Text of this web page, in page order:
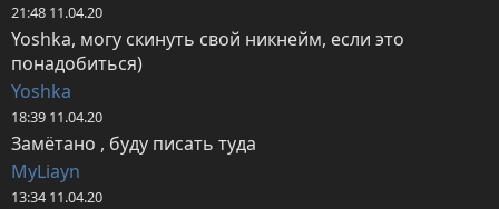
21:48 11.04.20
Yoshka, могу скинуть свой никнейм, если это
понадобиться)
Yoshka
18:39 11.04.20
Замётано , буду писать туда
MyLiayn
13:34 11.04.20